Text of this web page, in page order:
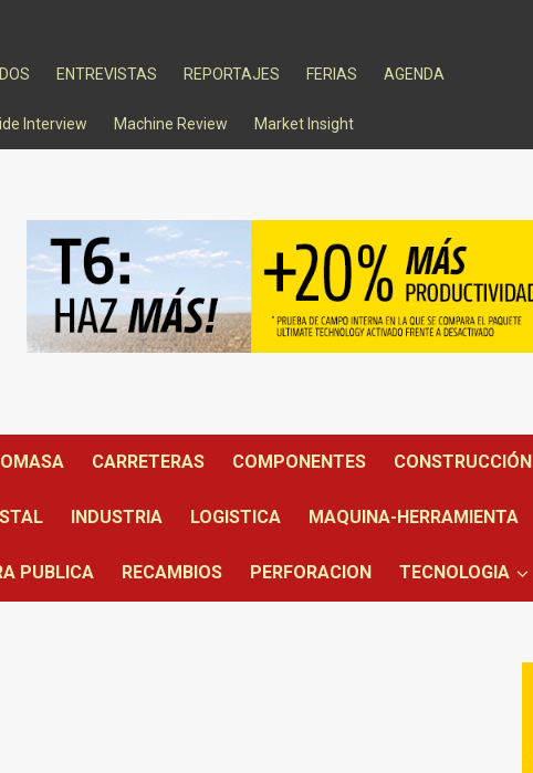
ENTREVISTAS REPORTAJES FERIAS AGENDA
Interview Machine Review Market Insight
CARRETERAS COMPONENTES CONSTRUCCIÓN
INDUSTRIA LOGISTICA MAQUINA-HERRAMIENTA
PUBLICA RECAMBIOS PERFORACION TECNOLOGIA